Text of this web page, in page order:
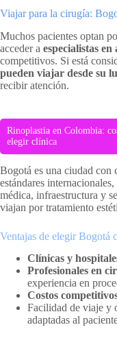
Viajar para la cirugía:
Muchos pacientes optan
acceder a especialistas
competitivos. Si está
pueden viajar desde su
recibir atención.
Rinoplastia en Colombia:
elegir clínica
Bogotá es una ciudad con
estándares
médica, infraestructura y
viajan por tratamiento
Ventajas de elegir Bogotá
Clínicas y
Profesionales en
experiencia en
Costos
Facilidad de viaje y
adaptadas al